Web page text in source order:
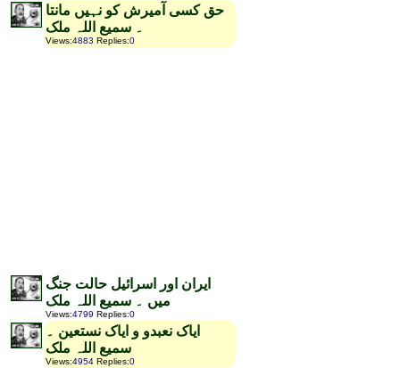
حق کسی آمیرش کو نہیں مانتا
۔ سمیع اللہ ملک
Views:4883 Replies:0
ایران اور اسرائیل حالت جنگ
میں ۔ سمیع اللہ ملک
Views:4799 Replies:0
ایاک نعبدو و ایاک نستعین ۔
سمیع اللہ ملک
Views:4954 Replies:0